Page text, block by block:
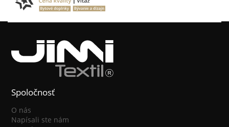
Spoločnosť
O nás
Napísali ste nám